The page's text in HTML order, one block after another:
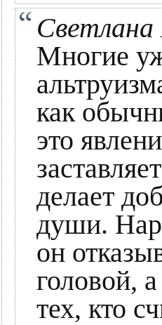
Многие
как
это
делает
души.
он
головой,
тех, кто